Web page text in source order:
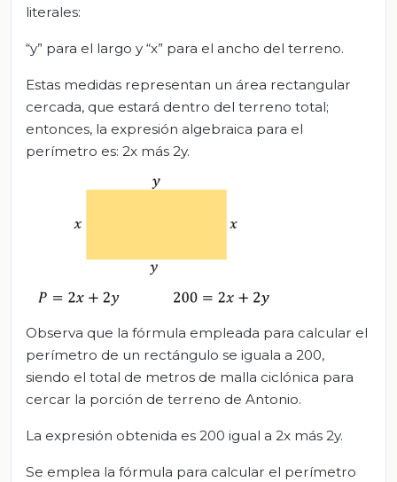
literales:
“y” para el largo y “x” para el ancho del terreno.
Estas medidas representan un área rectangular
cercada, que estará dentro del terreno total;
entonces, la expresión algebraica para el
perímetro es: 2x más 2y.
Observa que la fórmula empleada para calcular el
perímetro de un rectángulo se iguala a 200,
siendo el total de metros de malla ciclónica para
cercar la porción de terreno de Antonio.
La expresión obtenida es 200 igual a 2x más 2y.
Se emplea la fórmula para calcular el perímetro